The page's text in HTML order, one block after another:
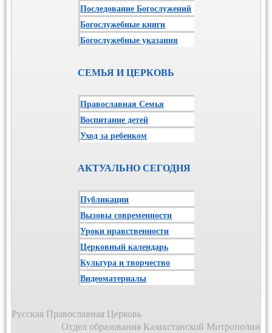
Последование Богослужений
Богослужебные книги
Богослужебные указания
СЕМЬЯ И ЦЕРКОВЬ
Православная Семья
Воспитание детей
Уход за ребенком
АКТУАЛЬНО СЕГОДНЯ
Публикации
Вызовы современности
Уроки нравственности
Церковный календарь
Культура и творчество
Видеоматериалы
Русская Православная Церковь
Отдел образования Казахстанской Митрополии